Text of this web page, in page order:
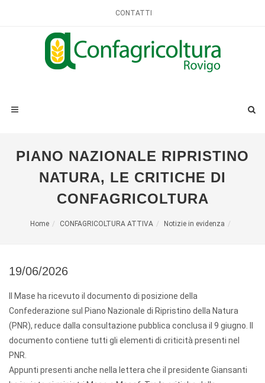
CONTATTI
PIANO NAZIONALE RIPRISTINO
NATURA, LE CRITICHE DI
CONFAGRICOLTURA
Home CONFAGRICOLTURA ATTIVA Notizie in evidenza
19/06/2026
Il Mase ha ricevuto il documento di posizione della
Confederazione sul Piano Nazionale di Ripristino della Natura
(PNR), reduce dalla consultazione pubblica conclusa il 9 giugno. Il
documento contiene tutti gli elementi di criticità presenti nel
PNR.
Appunti presenti anche nella lettera che il presidente Giansanti